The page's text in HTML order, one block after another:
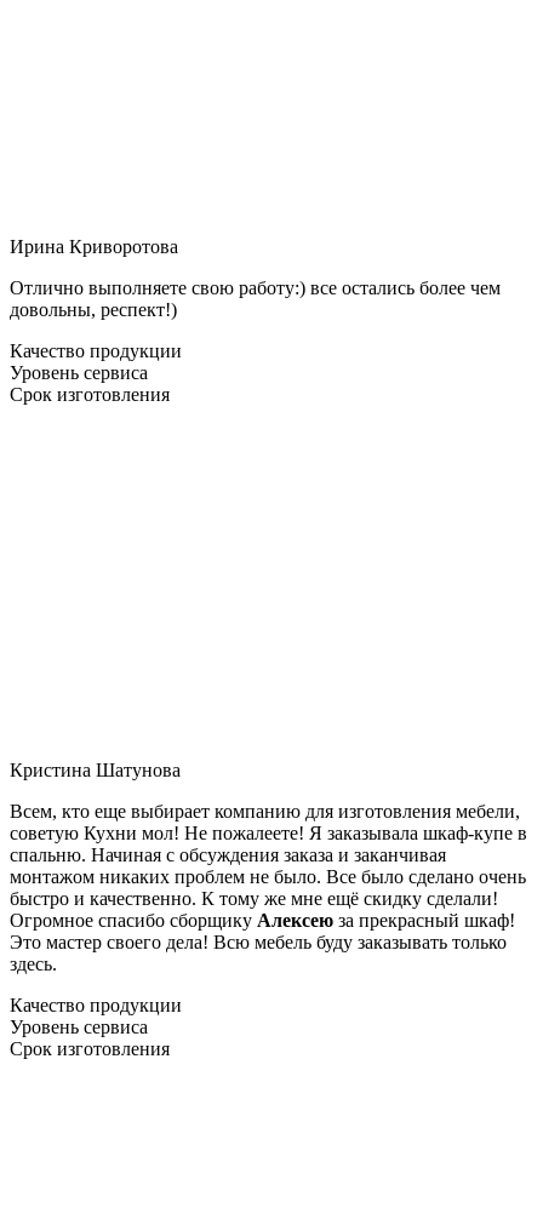
Ирина Криворотова
Отлично выполняете свою работу:) все остались более чем
довольны, респект!)
Качество продукции
Уровень сервиса
Срок изготовления
Кристина Шатунова
Всем, кто еще выбирает компанию для изготовления мебели,
советую Кухни мол! Не пожалеете! Я заказывала шкаф-купе в
спальню. Начиная с обсуждения заказа и заканчивая
монтажом никаких проблем не было. Все было сделано очень
быстро и качественно. К тому же мне ещё скидку сделали!
Огромное спасибо сборщику Алексею за прекрасный шкаф!
Это мастер своего дела! Всю мебель буду заказывать только
здесь.
Качество продукции
Уровень сервиса
Срок изготовления